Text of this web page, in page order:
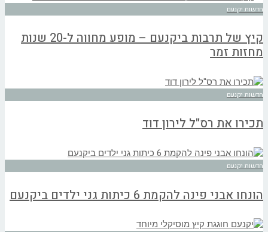
חדשות יקנעם
קיץ של תרבות ביקנעם – מופע מחווה ל-20 שנות
מחזות זמר
חדשות יקנעם
תכירו את רס"ל לירון דוד
חדשות יקנעם
הונחו אבני פינה להקמת 6 כיתות גני ילדים ביקנעם